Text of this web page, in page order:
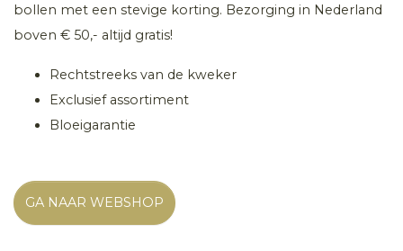
bollen met een stevige korting. Bezorging in Nederland
boven € 50,- altijd gratis!
Rechtstreeks van de kweker
Exclusief assortiment
Bloeigarantie
GA NAAR WEBSHOP